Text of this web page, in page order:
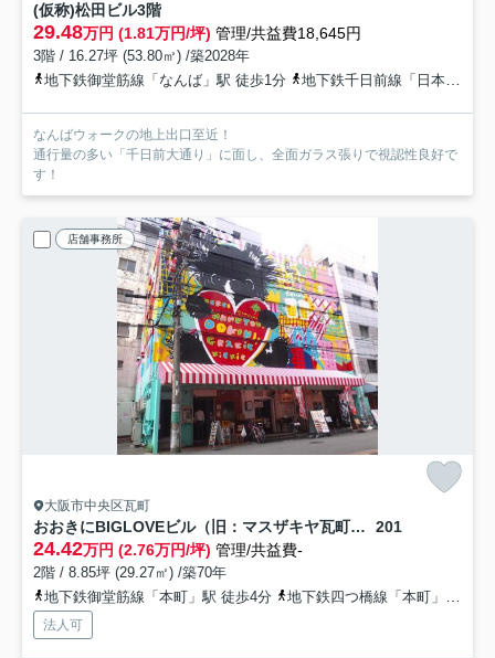
(仮称)松田ビル3階
29.48万円 (1.81万円/坪) 管理/共益費18,645円
3階 / 16.27坪 (53.80㎡) /築2028年
地下鉄御堂筋線「なんば」駅 徒歩1分
地下鉄千日前線「日本橋」駅 徒歩5分
なんばウォークの地上出口至近！
通行量の多い「千日前大通り」に面し、全面ガラス張りで視認性良好で
す！
店舗事務所
大阪市中央区瓦町
おおきにBIGLOVEビル（旧：マスザキヤ瓦町ビル） 201
24.42万円 (2.76万円/坪) 管理/共益費-
2階 / 8.85坪 (29.27㎡) /築70年
地下鉄御堂筋線「本町」駅 徒歩4分
地下鉄四つ橋線「本町」駅 徒歩6分
法人可